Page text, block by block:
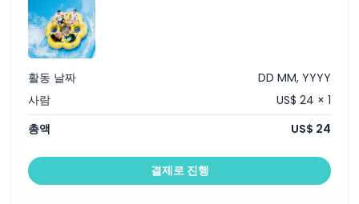
아동 성인 정책
포함되지 않는 사항
운영 시간
활동 날짜
DD MM, YYYY
사람
US$ 24 × 1
총액
US$ 24
결제로 진행